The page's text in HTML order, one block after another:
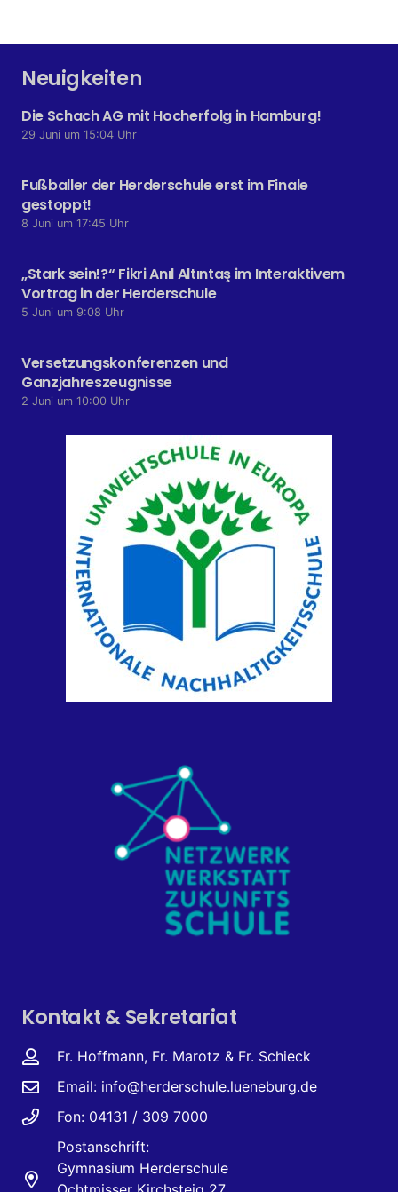
Neuigkeiten
Die Schach AG mit Hocherfolg in Hamburg!
29 Juni um 15:04 Uhr
Fußballer der Herderschule erst im Finale
gestoppt!
8 Juni um 17:45 Uhr
„Stark sein!?“ Fikri Anıl Altıntaş im Interaktivem
Vortrag in der Herderschule
5 Juni um 9:08 Uhr
Versetzungskonferenzen und
Ganzjahreszeugnisse
2 Juni um 10:00 Uhr
Kontakt & Sekretariat
Fr. Hoffmann, Fr. Marotz & Fr. Schieck
Email: info@herderschule.lueneburg.de
Fon: 04131 / 309 7000
Postanschrift:
Gymnasium Herderschule